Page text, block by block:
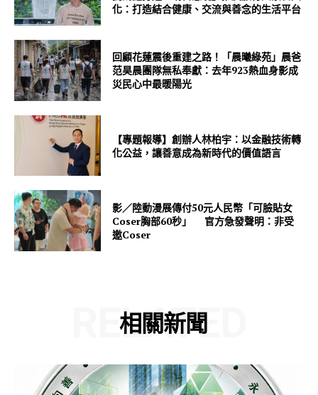
化：打造結合健康、交流與善念的生活平台
回顧花蓮震後重建之路！「晨曦綠苑」晨爸
范昊晨團隊無私奉獻：去年923熱血身影成
災民心中最暖陽光
【專題報導】創辦人林柏宇：以金融技術轉
化公益，讓善意成為新時代的價值語言
影／陸動漫展傳付50元人民幣「可臉貼女
Coser胸部60秒」 官方急發聲明：非受
邀Coser
相關新聞
RELATED